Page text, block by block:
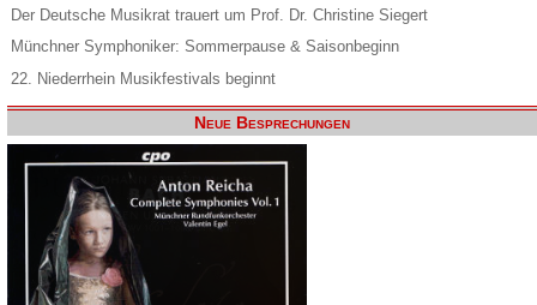
Der Deutsche Musikrat trauert um Prof. Dr. Christine Siegert
Münchner Symphoniker: Sommerpause & Saisonbeginn
22. Niederrhein Musikfestivals beginnt
Neue Besprechungen